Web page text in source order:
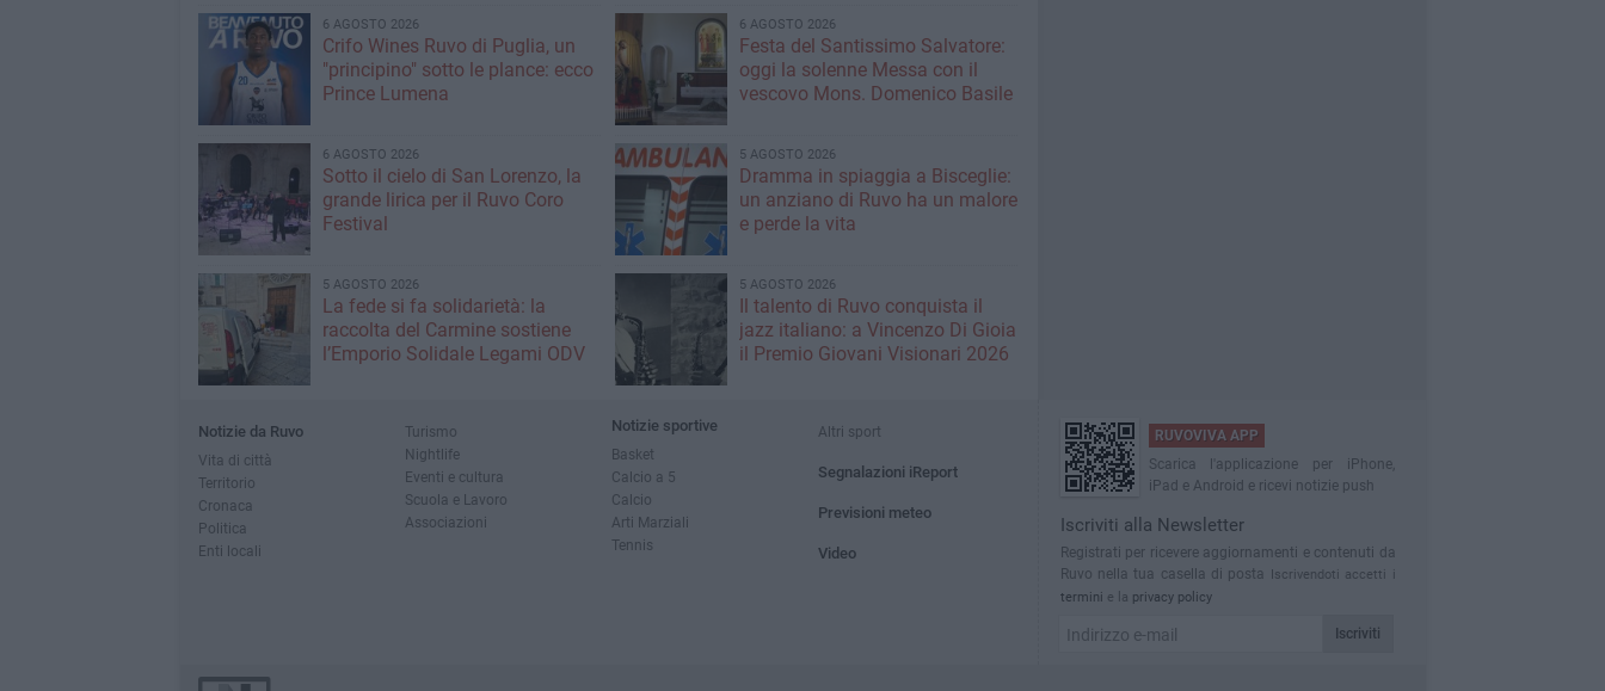
6 AGOSTO 2026
Crifo Wines Ruvo di Puglia, un
"principino" sotto le plance: ecco
Prince Lumena
6 AGOSTO 2026
Festa del Santissimo Salvatore:
oggi la solenne Messa con il
vescovo Mons. Domenico Basile
6 AGOSTO 2026
Sotto il cielo di San Lorenzo, la
grande lirica per il Ruvo Coro
Festival
5 AGOSTO 2026
Dramma in spiaggia a Bisceglie:
un anziano di Ruvo ha un malore
e perde la vita
5 AGOSTO 2026
La fede si fa solidarietà: la
raccolta del Carmine sostiene
l’Emporio Solidale Legami ODV
5 AGOSTO 2026
Il talento di Ruvo conquista il
jazz italiano: a Vincenzo Di Gioia
il Premio Giovani Visionari 2026
Notizie da Ruvo
Vita di città
Territorio
Cronaca
Politica
Enti locali
Turismo
Nightlife
Eventi e cultura
Scuola e Lavoro
Associazioni
Notizie sportive
Basket
Calcio a 5
Calcio
Arti Marziali
Tennis
Altri sport
Segnalazioni iReport
Previsioni meteo
Video
RUVOVIVA APP
Scarica l'applicazione per iPhone,
iPad e Android e ricevi notizie push
Iscriviti alla Newsletter
Registrati per ricevere aggiornamenti e contenuti da
Ruvo nella tua casella di posta Iscrivendoti accetti i
termini e la privacy policy
Iscriviti